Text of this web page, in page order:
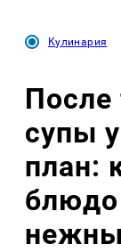
Кулинария
После
супы
план:
блюдо